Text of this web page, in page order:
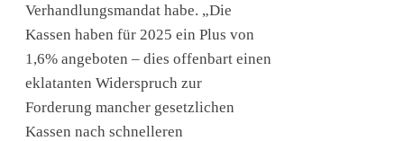
Verhandlungsmandat habe. „Die
Kassen haben für 2025 ein Plus von
1,6% angeboten – dies offenbart einen
eklatanten Widerspruch zur
Forderung mancher gesetzlichen
Kassen nach schnelleren